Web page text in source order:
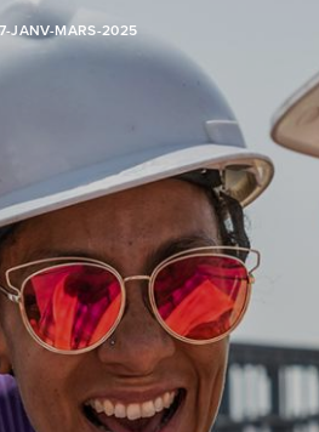
JANV-MARS-2025